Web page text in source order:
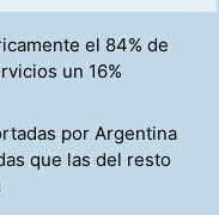
el 84% de
un 16%
por Argentina
que las del resto